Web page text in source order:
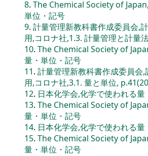
8. The Chemical Society of
単位・記号
9. 計量管理新教科書作成委員会,
用,コロナ社,1.3. 計量管理と計量
10. The Chemical Society of
量・単位・記号
11. 計量管理新教科書作成委員会
用,コロナ社,3.1. 量と単位,
12. 日本化学会,化学で使われる
13. The Chemical Society of
量・単位・記号
14. 日本化学会,化学で使われる
15. The Chemical Society of
量・単位・記号